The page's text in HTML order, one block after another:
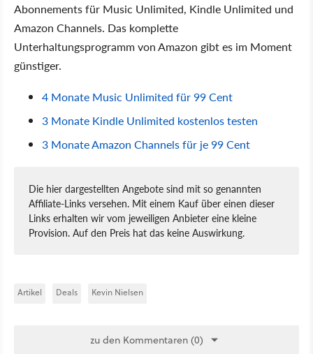
Abonnements für Music Unlimited, Kindle Unlimited und
Amazon Channels. Das komplette
Unterhaltungsprogramm von Amazon gibt es im Moment
günstiger.
4 Monate Music Unlimited für 99 Cent
3 Monate Kindle Unlimited kostenlos testen
3 Monate Amazon Channels für je 99 Cent
Die hier dargestellten Angebote sind mit so genannten
Affiliate-Links versehen. Mit einem Kauf über einen dieser
Links erhalten wir vom jeweiligen Anbieter eine kleine
Provision. Auf den Preis hat das keine Auswirkung.
Artikel Deals Kevin Nielsen
zu den Kommentaren (0)